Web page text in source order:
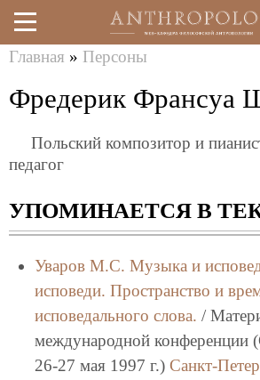
Перейти
к
здесь
Главная » Персоны
Фредерик Франсуа
Польский композитор и
педагог
УПОМИНАЕТСЯ В
Уваров М.С. Музыка и
исповеди. Пространство и
исповедального слова. /
международной конференции
26-27 мая 1997 г.) Санкт-